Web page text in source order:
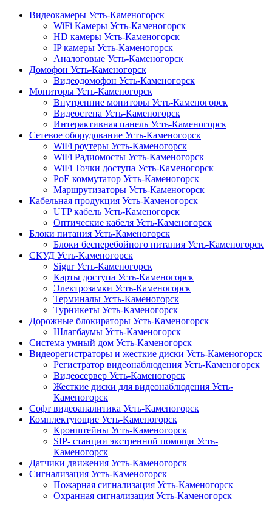
Видеокамеры Усть-Каменогорск
WiFi Камеры Усть-Каменогорск
HD камеры Усть-Каменогорск
IP камеры Усть-Каменогорск
Аналоговые Усть-Каменогорск
Домофон Усть-Каменогорск
Видеодомофон Усть-Каменогорск
Мониторы Усть-Каменогорск
Внутренние мониторы Усть-Каменогорск
Видеостена Усть-Каменогорск
Интерактивная панель Усть-Каменогорск
Сетевое оборудование Усть-Каменогорск
WiFi роутеры Усть-Каменогорск
WiFi Радиомосты Усть-Каменогорск
WiFi Точки доступа Усть-Каменогорск
PoE коммутатор Усть-Каменогорск
Маршрутизаторы Усть-Каменогорск
Кабельная продукция Усть-Каменогорск
UTP кабель Усть-Каменогорск
Оптические кабеля Усть-Каменогорск
Блоки питания Усть-Каменогорск
Блоки бесперебойного питания Усть-Каменогорск
СКУД Усть-Каменогорск
Sigur Усть-Каменогорск
Карты доступа Усть-Каменогорск
Электрозамки Усть-Каменогорск
Терминалы Усть-Каменогорск
Турникеты Усть-Каменогорск
Дорожные блокираторы Усть-Каменогорск
Шлагбаумы Усть-Каменогорск
Система умный дом Усть-Каменогорск
Видеорегистраторы и жесткие диски Усть-Каменогорск
Регистратор видеонаблюдения Усть-Каменогорск
Видеосервер Усть-Каменогорск
Жесткие диски для видеонаблюдения Усть-
Каменогорск
Софт видеоаналитика Усть-Каменогорск
Комплектующие Усть-Каменогорск
Кронштейны Усть-Каменогорск
SIP- станции экстренной помощи Усть-
Каменогорск
Датчики движения Усть-Каменогорск
Сигнализация Усть-Каменогорск
Пожарная сигнализация Усть-Каменогорск
Охранная сигнализация Усть-Каменогорск